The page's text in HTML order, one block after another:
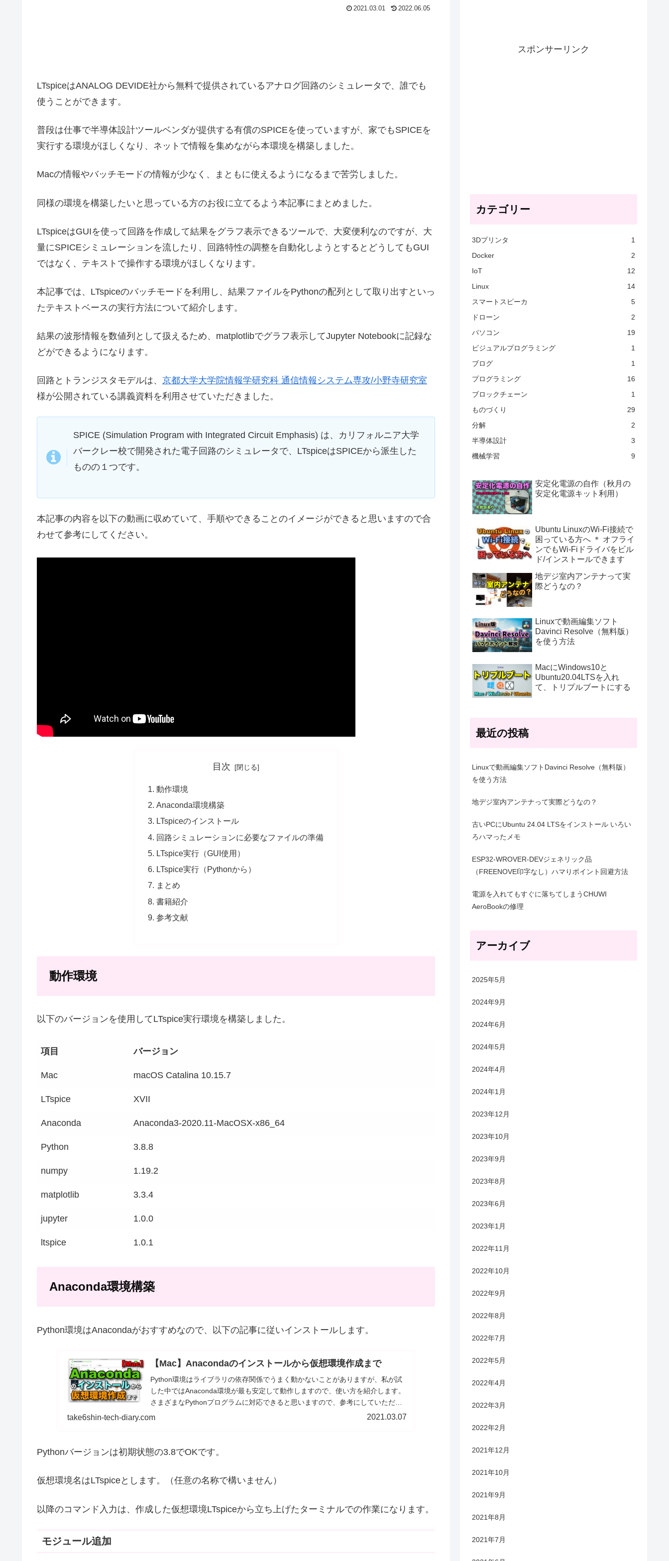
2021.03.01 2022.06.05
LTspiceはANALOG DEVIDE社から無料で提供されているアナログ回路のシミュレータで、誰でも
使うことができます。
普段は仕事で半導体設計ツールベンダが提供する有償のSPICEを使っていますが、家でもSPICEを
実行する環境がほしくなり、ネットで情報を集めながら本環境を構築しました。
Macの情報やバッチモードの情報が少なく、まともに使えるようになるまで苦労しました。
同様の環境を構築したいと思っている方のお役に立てるよう本記事にまとめました。
LTspiceはGUIを使って回路を作成して結果をグラフ表示できるツールで、大変便利なのですが、大
量にSPICEシミュレーションを流したり、回路特性の調整を自動化しようとするとどうしてもGUI
ではなく、テキストで操作する環境がほしくなります。
本記事では、LTspiceのバッチモードを利用し、結果ファイルをPythonの配列として取り出すといっ
たテキストベースの実行方法について紹介します。
結果の波形情報を数値列として扱えるため、matplotlibでグラフ表示してJupyter Notebookに記録な
どができるようになります。
回路とトランジスタモデルは、 京都大学大学院情報学研究科 通信情報システム専攻/小野寺研究室
様が公開されている講義資料を利用させていただきました。
SPICE (Simulation Program with Integrated Circuit Emphasis) は、カリフォルニア大学
バークレー校で開発された電子回路のシミュレータで、LTspiceはSPICEから派生した
ものの１つです。
本記事の内容を以下の動画に収めていて、手順やできることのイメージができると思いますので合
わせて参考にしてください。
目次
動作環境
Anaconda環境構築
LTspiceのインストール
回路シミュレーションに必要なファイルの準備
LTspice実行（GUI使用）
LTspice実行（Pythonから）
まとめ
書籍紹介
参考文献
動作環境
以下のバージョンを使用してLTspice実行環境を構築しました。
項目 バージョン
Mac macOS Catalina 10.15.7
LTspice XVII
Anaconda Anaconda3-2020.11-MacOSX-x86_64
Python 3.8.8
numpy 1.19.2
matplotlib 3.3.4
jupyter 1.0.0
ltspice 1.0.1
Anaconda環境構築
Python環境はAnacondaがおすすめなので、以下の記事に従いインストールします。
【Mac】Anacondaのインストールから仮想環境作成まで
Python環境はライブラリの依存関係でうまく動かないことがありますが、私が試
した中ではAnaconda環境が最も安定して動作しますので、使い方を紹介します。
さまざまなPythonプログラムに対応できると思いますので、参考にしていただけ
ると幸いです。
take6shin-tech-diary.com 2021.03.07
Pythonバージョンは初期状態の3.8でOKです。
仮想環境名はLTspiceとします。（任意の名称で構いません）
以降のコマンド入力は、作成した仮想環境LTspiceから立ち上げたターミナルでの作業になります。
モジュール追加
スポンサーリンク
カテゴリー
3Dプリンタ
1
Docker
2
IoT
12
Linux
14
スマートスピーカ
5
ドローン
2
パソコン
19
ビジュアルプログラミング
1
ブログ
1
プログラミング
16
ブロックチェーン
1
ものづくり
29
分解
2
半導体設計
3
機械学習
9
安定化電源の自作（秋月の
安定化電源キット利用）
Ubuntu LinuxのWi-Fi接続で
困っている方へ ＊ オフライ
ンでもWi-Fiドライバをビル
ド/インストールできます
地デジ室内アンテナって実
際どうなの？
Linuxで動画編集ソフト
Davinci Resolve（無料版）
を使う方法
MacにWindows10と
Ubuntu20.04LTSを入れ
て、トリプルブートにする
最近の投稿
Linuxで動画編集ソフトDavinci Resolve（無料版）
を使う方法
地デジ室内アンテナって実際どうなの？
古いPCにUbuntu 24.04 LTSをインストール いろい
ろハマったメモ
ESP32-WROVER-DEVジェネリック品
（FREENOVE印字なし）ハマりポイント回避方法
電源を入れてもすぐに落ちてしまうCHUWI
AeroBookの修理
アーカイブ
2025年5月
2024年9月
2024年6月
2024年5月
2024年4月
2024年1月
2023年12月
2023年10月
2023年9月
2023年8月
2023年6月
2023年1月
2022年11月
2022年10月
2022年9月
2022年8月
2022年7月
2022年5月
2022年4月
2022年3月
2022年2月
2021年12月
2021年10月
2021年9月
2021年8月
2021年7月